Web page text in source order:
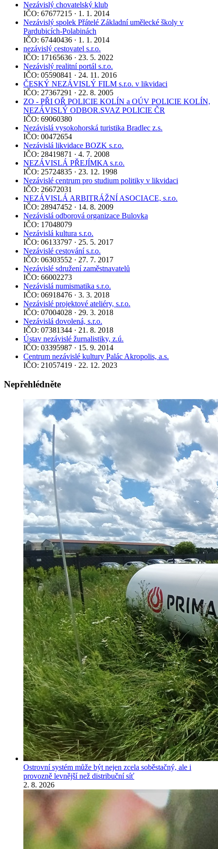
Nezávislý chovatelský klub
IČO: 67677215 · 1. 1. 2014
Nezávislý spolek Přátelé Základní umělecké školy v
Pardubicích-Polabinách
IČO: 67440436 · 1. 1. 2014
nezávislý cestovatel s.r.o.
IČO: 17165636 · 23. 5. 2022
Nezávislý realitní portál s.r.o.
IČO: 05590841 · 24. 11. 2016
ČESKÝ NEZÁVISLÝ FILM s.r.o. v likvidaci
IČO: 27367291 · 22. 8. 2005
ZO - PŘI OŘ POLICIE KOLÍN a OÚV POLICIE KOLÍN,
NEZÁVISLÝ ODBOR.SVAZ POLICIE ČR
IČO: 69060380
Nezávislá vysokohorská turistika Bradlec z.s.
IČO: 00472654
Nezávislá likvidace BOZK s.r.o.
IČO: 28419871 · 4. 7. 2008
NEZÁVISLÁ PŘEJÍMKA s.r.o.
IČO: 25724835 · 23. 12. 1998
Nezávislé centrum pro studium politiky v likvidaci
IČO: 26672031
NEZÁVISLÁ ARBITRÁŽNÍ ASOCIACE, s.r.o.
IČO: 28947452 · 14. 8. 2009
Nezávislá odborová organizace Bulovka
IČO: 17048079
Nezávislá kultura s.r.o.
IČO: 06133797 · 25. 5. 2017
Nezávislé cestování s.r.o.
IČO: 06303552 · 27. 7. 2017
Nezávislé sdružení zaměstnavatelů
IČO: 66002273
Nezávislá numismatika s.r.o.
IČO: 06918476 · 3. 3. 2018
Nezávislé projektové ateliéry, s.r.o.
IČO: 07004028 · 29. 3. 2018
Nezávislá dovolená, s.r.o.
IČO: 07381344 · 21. 8. 2018
Ústav nezávislé žurnalistiky, z.ú.
IČO: 03395987 · 15. 9. 2014
Centrum nezávislé kultury Palác Akropolis, a.s.
IČO: 21057419 · 22. 12. 2023
Nepřehlédněte
Ostrovní systém může být nejen zcela soběstačný, ale i
provozně levnější než distribuční síť
2. 8. 2026